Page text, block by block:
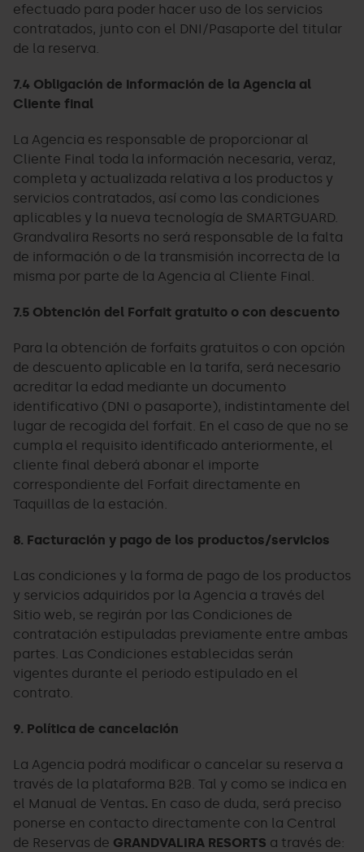
efectuado para poder hacer uso de los servicios
contratados, junto con el DNI/Pasaporte del titular
de la reserva.
7.4 Obligación de información de la Agencia al
Cliente final
La Agencia es responsable de proporcionar al
Cliente Final toda la información necesaria, veraz,
completa y actualizada relativa a los productos y
servicios contratados, así como las condiciones
aplicables y la nueva tecnología de SMARTGUARD.
Grandvalira Resorts no será responsable de la falta
de información o de la transmisión incorrecta de la
misma por parte de la Agencia al Cliente Final.
7.5 Obtención del Forfait gratuito o con descuento
Para la obtención de forfaits gratuitos o con opción
de descuento aplicable en la tarifa, será necesario
acreditar la edad mediante un documento
identificativo (DNI o pasaporte), indistintamente del
lugar de recogida del forfait. En el caso de que no se
cumpla el requisito identificado anteriormente, el
cliente final deberá abonar el importe
correspondiente del Forfait directamente en
Taquillas de la estación.
8. Facturación y pago de los productos/servicios
Las condiciones y la forma de pago de los productos
y servicios adquiridos por la Agencia a través del
Sitio web, se regirán por las Condiciones de
contratación estipuladas previamente entre ambas
partes. Las Condiciones establecidas serán
vigentes durante el periodo estipulado en el
contrato.
9. Política de cancelación
La Agencia podrá modificar o cancelar su reserva a
través de la plataforma B2B. Tal y como se indica en
el Manual de Ventas. En caso de duda, será preciso
ponerse en contacto directamente con la Central
de Reservas de GRANDVALIRA RESORTS a través de: